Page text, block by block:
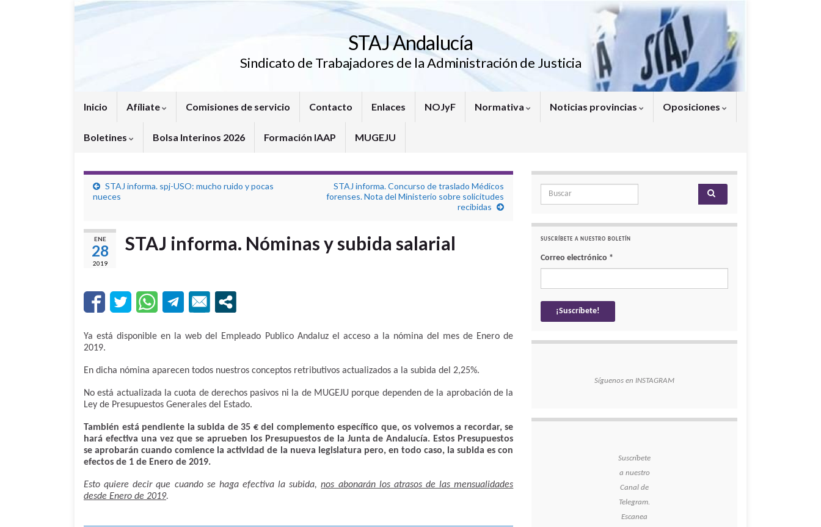
STAJ Andalucía
Sindicato de Trabajadores de la Administración de Justicia
Inicio Afíliate Comisiones de servicio Contacto Enlaces NOJyF Normativa Noticias provincias Oposiciones
Boletines Bolsa Interinos 2026 Formación IAAP MUGEJU
STAJ informa. spj-USO: mucho ruido y pocas
nueces
STAJ informa. Concurso de traslado Médicos
forenses. Nota del Ministerio sobre solicitudes
recibidas
ENE
28
2019
STAJ informa. Nóminas y subida salarial
Ya está disponible en la web del Empleado Publico Andaluz el acceso a la nómina del mes de Enero de
2019.
En dicha nómina aparecen todos nuestros conceptos retributivos actualizados a la subida del 2,25%.
No está actualizada la cuota de derechos pasivos ni la de MUGEJU porque dependen de la aprobación de la
Ley de Presupuestos Generales del Estado.
También está pendiente la subida de 35 € del complemento específico que, os volvemos a recordar, se
hará efectiva una vez que se aprueben los Presupuestos de la Junta de Andalucía. Estos Presupuestos
se aprobarán cuando comience la actividad de la nueva legislatura pero, en todo caso, la subida es con
efectos de 1 de Enero de 2019.
Esto quiere decir que cuando se haga efectiva la subida,nos abonarán los atrasos de las mensualidades
desde Enero de 2019.
Search for:
SUSCRÍBETE A NUESTRO BOLETÍN
Correo electrónico *
Síguenos en INSTAGRAM
Suscríbete
a nuestro
Canal de
Telegram.
Escanea